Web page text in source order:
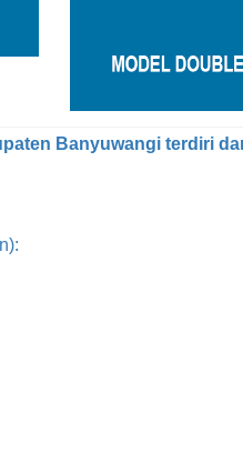
Banyuwangi terdiri